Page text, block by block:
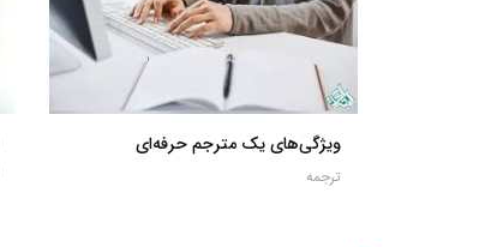
ویژگی‌های یک مترجم حرفه‌ای
ترجمه